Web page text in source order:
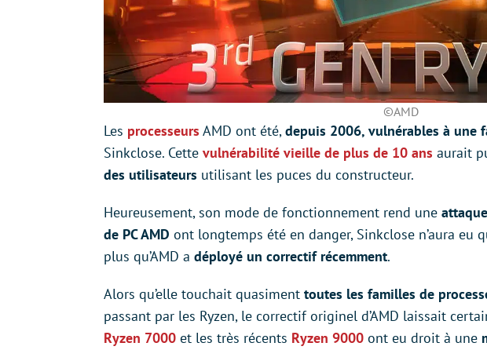
©AMD
Les processeurs AMD ont été,depuis 2006, vulnérables à une
Sinkclose. Cette vulnérabilité vieille de plus de 10 ans aurait
des utilisateurs utilisant les puces du constructeur.
Heureusement, son mode de fonctionnement rend une
de PC AMD ont longtemps été en danger, Sinkclose n’aura eu
plus qu’AMD a déployé un correctif récemment.
Alors qu’elle touchait quasiment toutes les familles de
passant par les Ryzen, le correctif originel d’AMD laissait
Ryzen 7000 et les très récents Ryzen 9000 ont eu droit à une